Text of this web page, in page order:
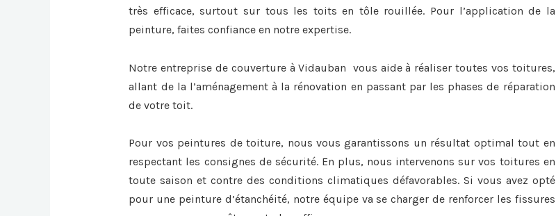
très efficace, surtout sur tous les toits en tôle rouillée. Pour l’application de la
peinture, faites confiance en notre expertise.
Notre entreprise de couverture à Vidauban vous aide à réaliser toutes vos toitures,
allant de la l’aménagement à la rénovation en passant par les phases de réparation
de votre toit.
Pour vos peintures de toiture, nous vous garantissons un résultat optimal tout en
respectant les consignes de sécurité. En plus, nous intervenons sur vos toitures en
toute saison et contre des conditions climatiques défavorables. Si vous avez opté
pour une peinture d’étanchéité, notre équipe va se charger de renforcer les fissures